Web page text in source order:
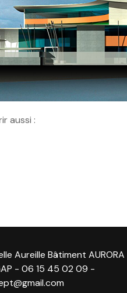
aussi :
Aureille Bâtiment AURORA
- 06 15 45 02 09 -